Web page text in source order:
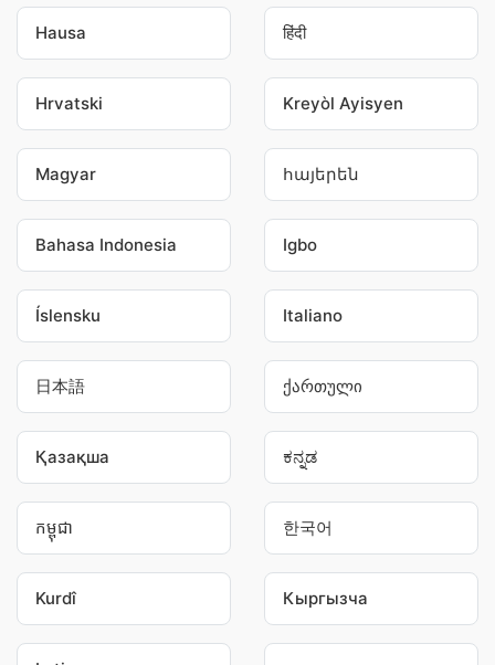
Hausa हिंदी
Hrvatski Kreyòl Ayisyen
Magyar հայերեն
Bahasa Indonesia Igbo
Íslensku Italiano
日本語 ქართული
Қазақша ಕನ್ನಡ
កម្ពុជា 한국어
Kurdî Кыргызча